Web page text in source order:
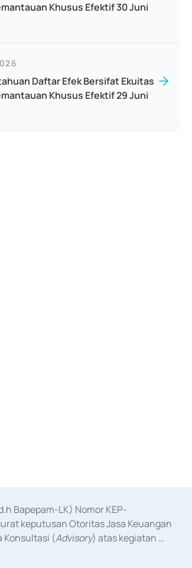
Khusus Efektif 30 Juni
Daftar Efek Bersifat Ekuitas
Khusus Efektif 29 Juni
Bapepam-LK) Nomor KEP-
keputusan Otoritas Jasa Keuangan
Konsultasi (Advisory) atas kegiatan